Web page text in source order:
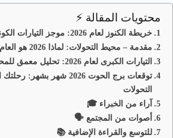
محتويات المقالة ⚡
خريطة الكنوز لعام 2026: موجز التيارات الكونية لبرج الحوت
مقدمة – محيط التحولات: لماذا 2026 هو العام الأكثر أهمية في حياتك؟
التيارات الكبرى لعام 2026: تحليل معمق للمحاور الرئيسية
توقعات برج الحوت 2026 شهر
التحولات
آراء من الخبراء 🎓
أصوات من المجتمع 🗣️
للتوسع والقراءة الإضافية 📚